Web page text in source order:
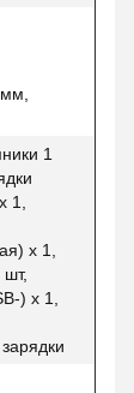
1
1,
x 1,
шт,
) x 1,